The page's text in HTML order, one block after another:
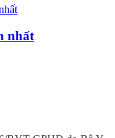
nhất